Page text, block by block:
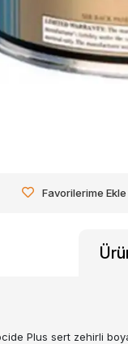
Favorilerime Ekle
Plus sert zehirli